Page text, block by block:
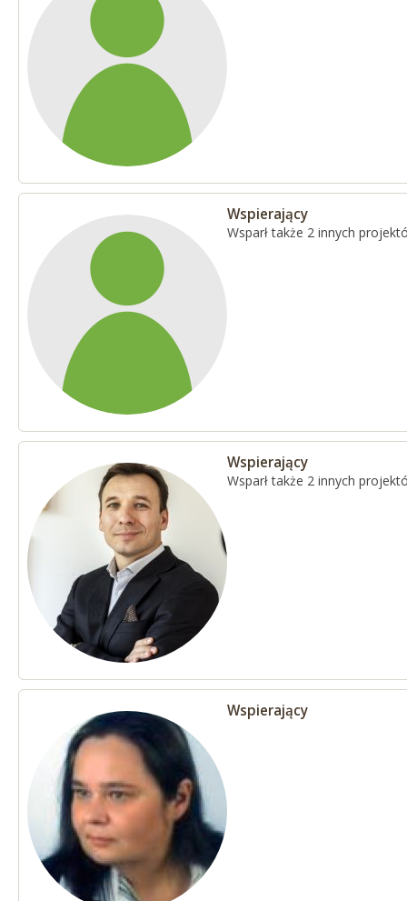
Wspierający
Wsparł także 2 innych
Wspierający
Wsparł także 2 innych
Wspierający